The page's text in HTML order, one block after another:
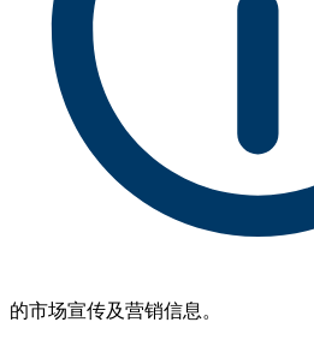
的市场宣传及营销信息。